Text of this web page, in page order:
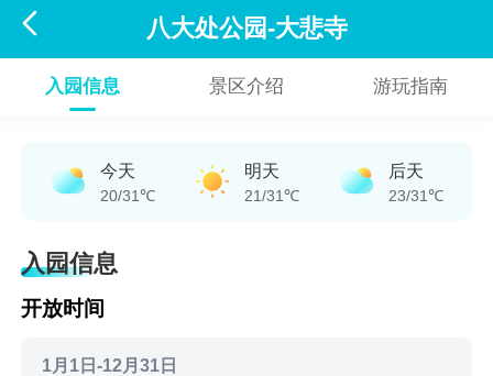
 八大处公园-大悲寺
入园信息 景区介绍 游玩指南
今天
20/31℃
明天
21/31℃
后天
23/31℃
入园信息
开放时间
1月1日-12月31日